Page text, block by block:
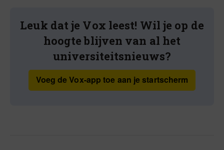
Leuk dat je Vox leest! Wil je op de
hoogte blijven van al het
universiteitsnieuws?
Voeg de Vox-app toe aan je startscherm